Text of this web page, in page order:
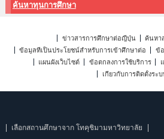
ค้นหาทุนการศึกษา
ข่าวสารการศึกษาต่อญี่ปุ่น
ค้นหา
ข้อมูลที่เป็นประโยชน์สำหรับการเข้าศึกษาต่อ
ข้
แผนผังเว็บไซต์
ข้อตกลงการใช้บริการ
เกี่ยวกับการติดตั้งระ
เลือกสถานศึกษาจาก โทคุชิมามหาวิทยาลัย